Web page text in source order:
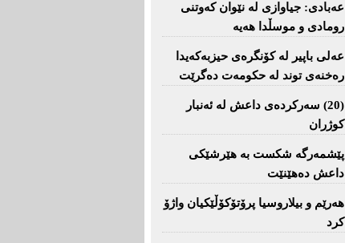
عه‌بادی: جیاوازی له‌ نێوان کەوتنی
رومادی و موسڵدا هه‌یه‌
عەلی باپیر لە کۆنگرەی حیزبەکەیدا
رەخنەی توند لە حکومەت دەگرێت
(20) سه‌ركرده‌ی داعش لە ئەنبار
کوژران
پێشمەرگە شكست بە هێرشێكی
داعش دەهێنێت
هەرێم و بیلاروسیا پرۆتۆکۆڵێکیان واژۆ
کرد